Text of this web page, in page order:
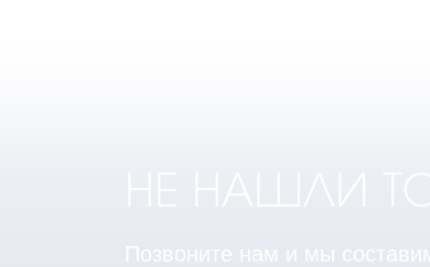
Позвоните нам и мы